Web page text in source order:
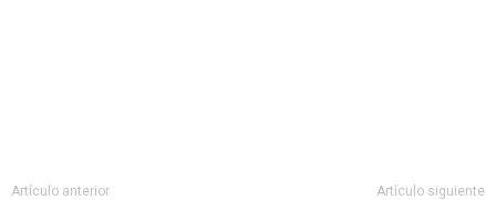
Artículo anterior Artículo siguiente